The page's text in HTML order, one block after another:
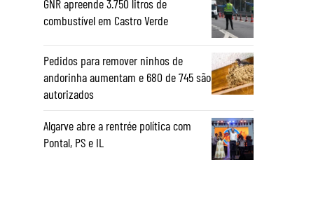
GNR apreende 3.750 litros de
combustível em Castro Verde
Pedidos para remover ninhos de
andorinha aumentam e 680 de 745 são
autorizados
Algarve abre a rentrée política com
Pontal, PS e IL